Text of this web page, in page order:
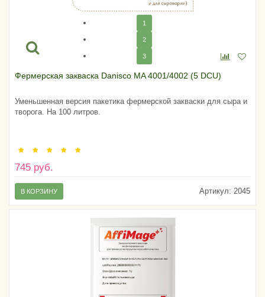
1
2
3
Фермерская закваска Danisco MA 4001/4002 (5 DCU)
Уменьшенная версия пакетика фермерской закваски для сыра и
творога. На 100 литров.
745 руб.
Артикул: 2045
В КОРЗИНУ